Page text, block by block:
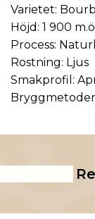
Varietet:
Höjd: 1 900
Process:
Rostning: Ljus
Smakprofil: